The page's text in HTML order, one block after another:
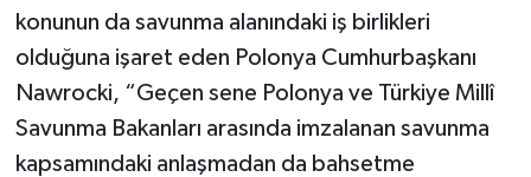
konunun da savunma alanındaki iş birlikleri
olduğuna işaret eden Polonya Cumhurbaşkanı
Nawrocki, “Geçen sene Polonya ve Türkiye Millî
Savunma Bakanları arasında imzalanan savunma
kapsamındaki anlaşmadan da bahsetme